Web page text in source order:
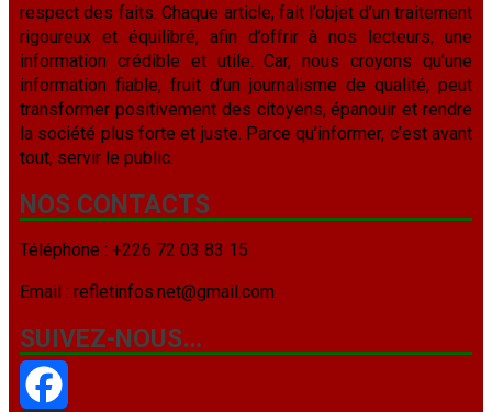
respect des faits. Chaque article, fait l’objet d’un traitement
rigoureux et équilibré, afin d’offrir à nos lecteurs, une
information crédible et utile. Car, nous croyons qu’une
information fiable, fruit d’un journalisme de qualité, peut
transformer positivement des citoyens, épanouir et rendre
la société plus forte et juste. Parce qu’informer, c’est avant
tout, servir le public.
NOS CONTACTS
Téléphone : +226 72 03 83 15
Email : refletinfos.net@gmail.com
SUIVEZ-NOUS…